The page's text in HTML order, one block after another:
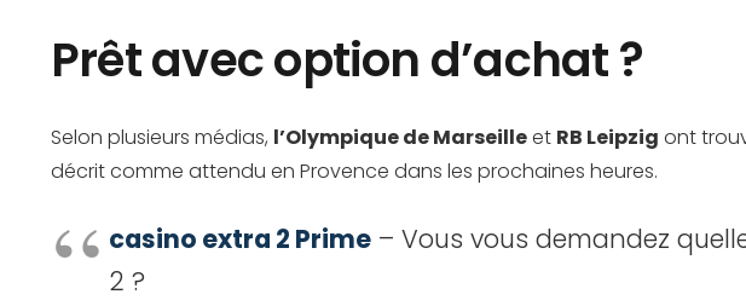
Prêt avec option d’achat ?
Selon plusieurs médias, l’Olympique de Marseilleet RB Leipzig ont
décrit comme attendu en Provence dans les prochaines heures.
casino extra 2 Prime – Vous vous demandez
2 ?